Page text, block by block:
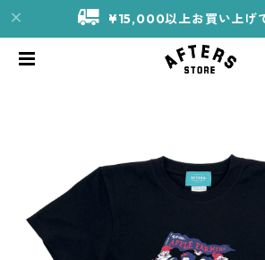
¥15,000以上お買い上げ